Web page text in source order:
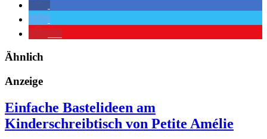
Ähnlich
Anzeige
Einfache Bastelideen am
Kinderschreibtisch von Petite Amélie